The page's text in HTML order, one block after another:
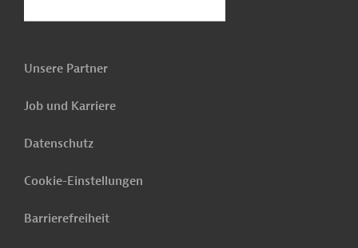
Unsere Partner
Job und Karriere
Datenschutz
Cookie-Einstellungen
Barrierefreiheit